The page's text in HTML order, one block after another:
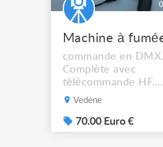
commande en DMX.
Complète avec
télécommande HF.
Livraison possible.
Vedène
70.00 Euro €